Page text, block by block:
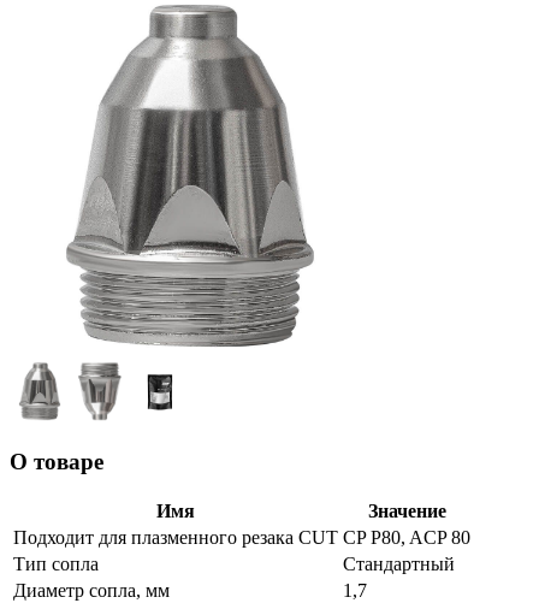
О товаре
Имя
Значение
Подходит для плазменного резака CUT CP P80, ACP 80
Тип сопла
Стандартный
Диаметр сопла, мм
1,7